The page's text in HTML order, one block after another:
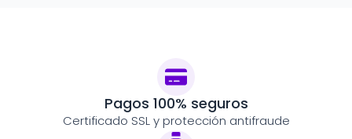
Pagos 100% seguros
Certificado SSL y protección antifraude